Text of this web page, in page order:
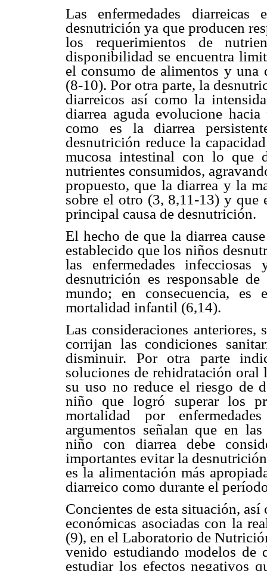
Las enfermedades diarreicas
desnutrición ya que producen
los requerimientos de
disponibilidad se encuentra
el consumo de alimentos y
(8-10). Por otra parte, la
diarreicos así como la
diarrea aguda evolucione
como es la diarrea
desnutrición reduce la
mucosa intestinal con lo que
nutrientes consumidos,
propuesto, que la diarrea y la
sobre el otro (3, 8,11-13) y que
principal causa de desnutrición.
El hecho de que la diarrea
establecido que los niños
las enfermedades
desnutrición es responsable
mundo; en consecuencia,
mortalidad infantil (6,14).
Las consideraciones anteriores,
corrijan las condiciones
disminuir. Por otra parte
soluciones de rehidratación
su uso no reduce el riesgo de
niño que logró superar los
mortalidad por
argumentos señalan que en
niño con diarrea debe
importantes evitar la
es la alimentación más
diarreico como durante el
Concientes de esta situación,
económicas asociadas con la
(9), en el Laboratorio de
venido estudiando modelos de
estudiar los efectos negativos